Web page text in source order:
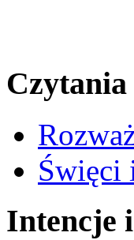
Święci
Intencje